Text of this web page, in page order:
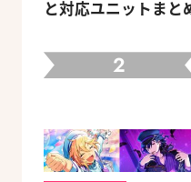
と対応ユニットまと
2